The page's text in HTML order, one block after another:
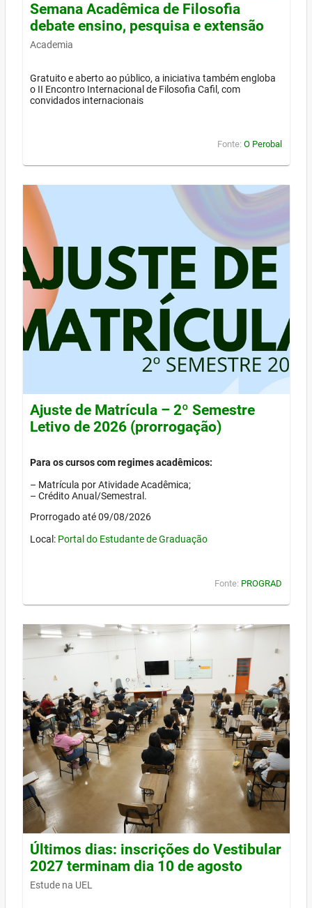
Semana Acadêmica de Filosofia
debate ensino, pesquisa e extensão
Academia
Gratuito e aberto ao público, a iniciativa também engloba
o II Encontro Internacional de Filosofia Cafil, com
convidados internacionais
Fonte: O Perobal
Ajuste de Matrícula – 2º Semestre
Letivo de 2026 (prorrogação)
Para os cursos com regimes acadêmicos:
– Matrícula por Atividade Acadêmica;
– Crédito Anual/Semestral.
Prorrogado até 09/08/2026
Local: Portal do Estudante de Graduação
Fonte: PROGRAD
Últimos dias: inscrições do Vestibular
2027 terminam dia 10 de agosto
Estude na UEL